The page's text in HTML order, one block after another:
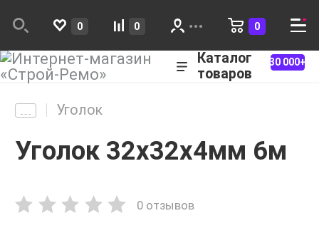
0 0 0
Каталог
товаров
30 000+
Уголок
Уголок 32х32х4мм 6м
0 отзывов